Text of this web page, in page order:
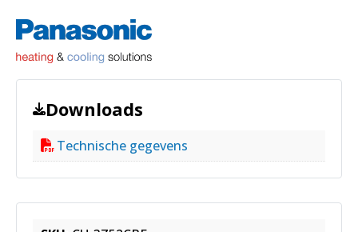
Downloads
Technische gegevens